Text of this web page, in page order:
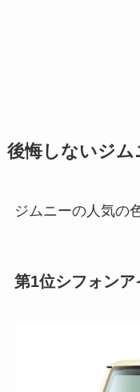
後悔しないジム
ジムニーの人気の
第1位シフォン